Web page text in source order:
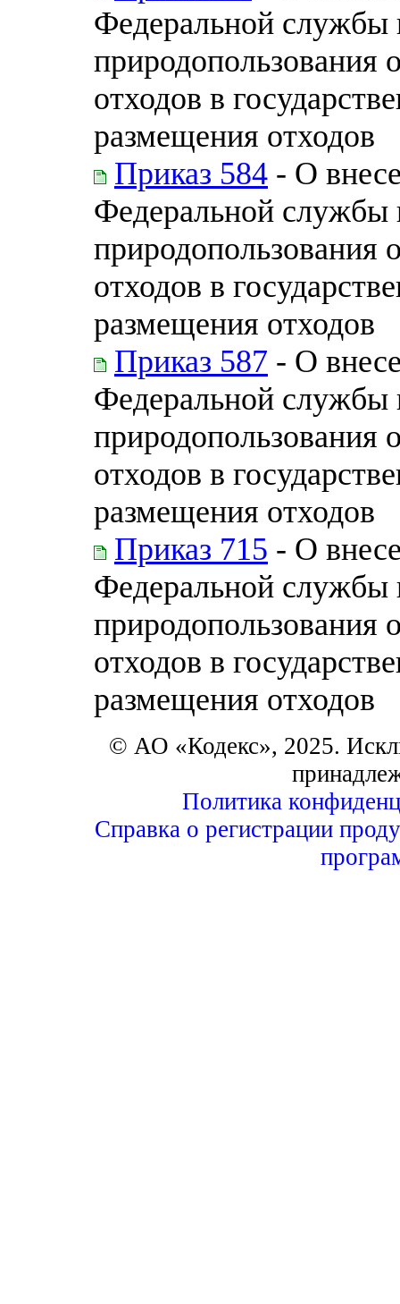
Федеральной службы
природопользования
отходов в
размещения отходов
Приказ 584 - О
Федеральной службы
природопользования
отходов в
размещения отходов
Приказ 587 - О
Федеральной службы
природопользования
отходов в
размещения отходов
Приказ 715 - О
Федеральной службы
природопользования
отходов в
размещения отходов
© АО «Кодекс», 2025.
Политика
Справка о регистрации